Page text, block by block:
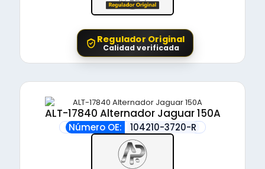
Regulador Original
Calidad verificada
ALT-17840 Alternador Jaguar 150A
Número OE: 104210-3720-R